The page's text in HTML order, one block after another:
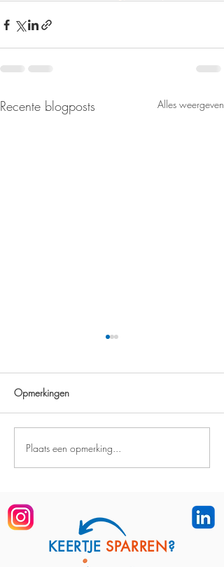
Recente blogposts Alles weergeven
“Dit traject liet me zien wie
ik écht ben en wat ik nodig
Opmerkingen
Plaats een opmerking...
KEERTJESPARREN?